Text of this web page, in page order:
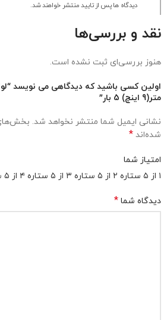
دیدگاه ها پس از تایید منتشر خواهند شد.
نقد و بررسی‌ها
هنوز بررسی‌ای ثبت نشده است.
متر(9 اینچ) 5 بار”
نشانی ایمیل شما منتشر نخواهد شد.
شده‌اند *
امتیاز شما
۱ از ۵ ستاره
۲ از ۵ ستاره ۳ از ۵ ستاره ۴ از ۵ ستاره
دیدگاه شما *